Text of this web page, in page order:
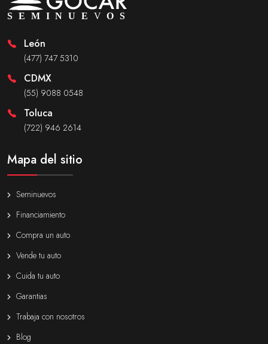
León
(477) 747 5310
CDMX
(55) 9088 0548
Toluca
(722) 946 2614
Mapa del sitio
Seminuevos
Financiamiento
Compra un auto
Vende tu auto
Cuida tu auto
Garantias
Trabaja con nosotros
Blog